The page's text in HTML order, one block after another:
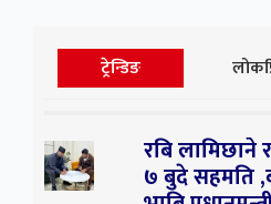
ट्रेन्डिङ
रबि लामिछाने
७ बुदे सहमति